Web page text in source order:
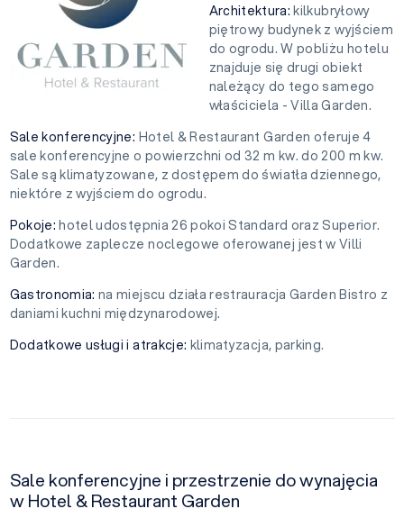
Architektura:kilkubryłowy
piętrowy budynek z wyjściem
do ogrodu. W pobliżu hotelu
znajduje się drugi obiekt
należący do tego samego
właściciela - Villa Garden.
Sale konferencyjne: Hotel & Restaurant Garden oferuje 4
sale konferencyjne o powierzchni od 32 m kw. do 200 m kw.
Sale są klimatyzowane, z dostępem do światła dziennego,
niektóre z wyjściem do ogrodu.
Pokoje: hotel udostępnia 26 pokoi Standard oraz Superior.
Dodatkowe zaplecze noclegowe oferowanej jest w Villi
Garden.
Gastronomia:na miejscu działa restrauracja Garden Bistro z
daniami kuchni międzynarodowej.
Dodatkowe usługi i atrakcje: klimatyzacja, parking.
Sale konferencyjne i przestrzenie do wynajęcia
w Hotel & Restaurant Garden